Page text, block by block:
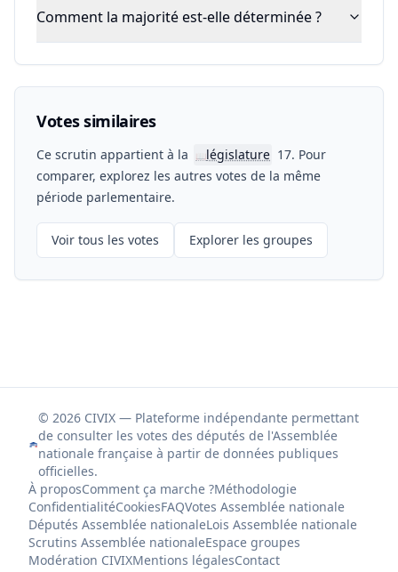
Comment la majorité est-elle déterminée ?
Votes similaires
Ce scrutin appartient à la 📖législature 17. Pour
comparer, explorez les autres votes de la même
période parlementaire.
Voir tous les votes Explorer les groupes
© 2026 CIVIX — Plateforme indépendante permettant
de consulter les votes des députés de l'Assemblée
nationale française à partir de données publiques
officielles.
À proposComment ça marche ?Méthodologie
ConfidentialitéCookiesFAQVotes Assemblée nationale
Députés Assemblée nationaleLois Assemblée nationale
Scrutins Assemblée nationaleEspace groupes
Modération CIVIXMentions légalesContact